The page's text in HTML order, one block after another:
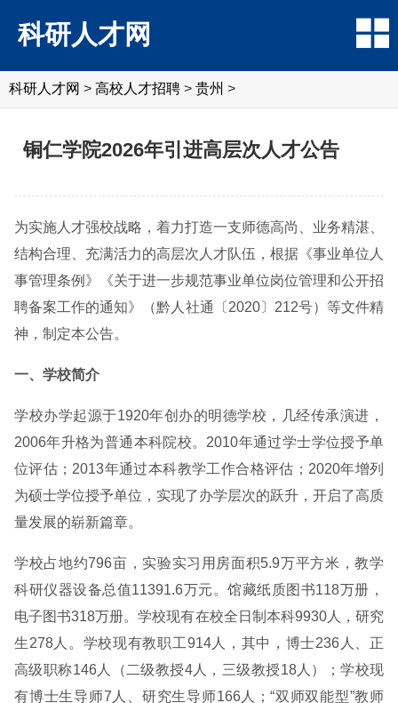
科研人才网
科研人才网 > 高校人才招聘 > 贵州 >
铜仁学院2026年引进高层次人才公告
为实施人才强校战略，着力打造一支师德高尚、业务精湛、
结构合理、充满活力的高层次人才队伍，根据《事业单位人
事管理条例》《关于进一步规范事业单位岗位管理和公开招
聘备案工作的通知》（黔人社通〔2020〕212号）等文件精
神，制定本公告。
一、学校简介
学校办学起源于1920年创办的明德学校，几经传承演进，
2006年升格为普通本科院校。2010年通过学士学位授予单
位评估；2013年通过本科教学工作合格评估；2020年增列
为硕士学位授予单位，实现了办学层次的跃升，开启了高质
量发展的崭新篇章。
学校占地约796亩，实验实习用房面积5.9万平方米，教学
科研仪器设备总值11391.6万元。馆藏纸质图书118万册，
电子图书318万册。学校现有在校全日制本科9930人，研究
生278人。学校现有教职工914人，其中，博士236人、正
高级职称146人（二级教授4人，三级教授18人）；学校现
有博士生导师7人、研究生导师166人；“双师双能型”教师